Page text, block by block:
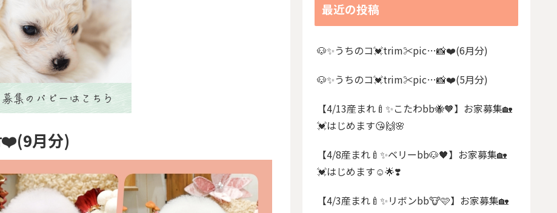
月分)
最近の投稿
🐶✨うちのコ💓trim✂︎pic…📸❤️(6月分)
🐶✨うちのコ💓trim✂︎pic…📸❤️(5月分)
【4/13産まれ🍼✨こたわbb🐝🧡】お家募集🏡
💓はじめます😘🙌🌸
【4/8産まれ🍼✨ベリーbb🐶🖤】お家募集🏡
💓はじめます☺️🌟❣️
【4/3産まれ🍼✨リボンbb🐮🩷】お家募集🏡